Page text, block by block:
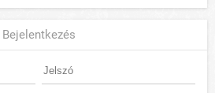
Bejelentkezés